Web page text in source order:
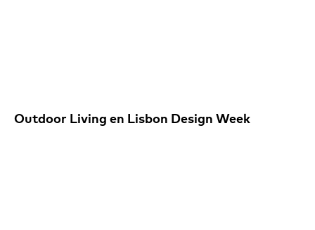
Outdoor Living en Lisbon Design Week